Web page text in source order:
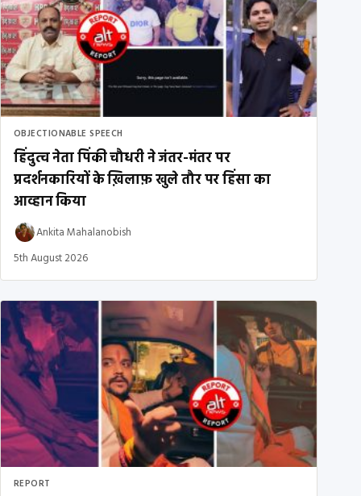
OBJECTIONABLE SPEECH
हिंदुत्व नेता पिंकी चौधरी ने जंतर-मंतर पर
प्रदर्शनकारियों के ख़िलाफ़ खुले तौर पर हिंसा का
आव्हान किया
Ankita Mahalanobish
5th August 2026
REPORT